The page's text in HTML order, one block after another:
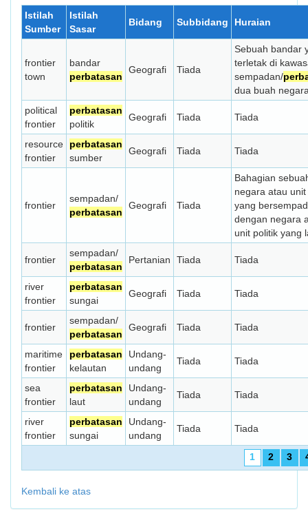
Istilah
Sumber
Istilah
Sasar
Bidang Subbidang Huraian
frontier
town
bandar
perbatasan
Geografi Tiada
Sebuah bandar
terletak di
sempadan/
dua buah
political
frontier
perbatasan
politik
Geografi Tiada Tiada
resource
frontier
perbatasan
sumber
Geografi Tiada Tiada
frontier
sempadan/
perbatasan
Geografi Tiada
Bahagian
negara atau unit
yang
dengan negara
unit politik yang
frontier
sempadan/
perbatasan
Pertanian Tiada Tiada
river
frontier
perbatasan
sungai
Geografi Tiada Tiada
frontier
sempadan/
perbatasan
Geografi Tiada Tiada
maritime
frontier
perbatasan
kelautan
Undang-
undang
Tiada Tiada
sea
frontier
perbatasan
laut
Undang-
undang
Tiada Tiada
river
frontier
perbatasan
sungai
Undang-
undang
Tiada Tiada
1 2 3
Kembali ke atas